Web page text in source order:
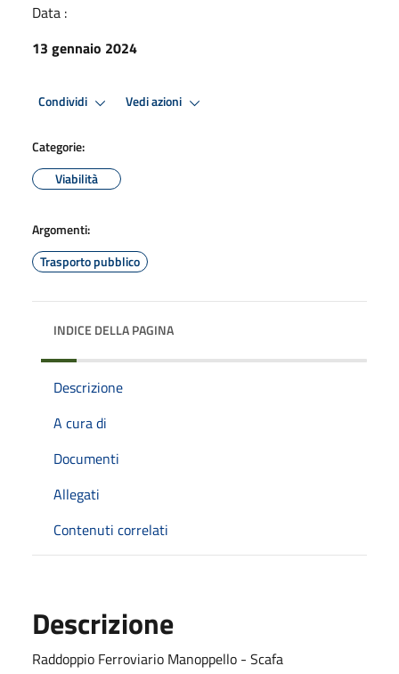
Data :
13 gennaio 2024
Condividi Vedi azioni
Categorie:
Viabilità
Argomenti:
Trasporto pubblico
INDICE DELLA PAGINA
Descrizione
A cura di
Documenti
Allegati
Contenuti correlati
Descrizione
Raddoppio Ferroviario Manoppello - Scafa